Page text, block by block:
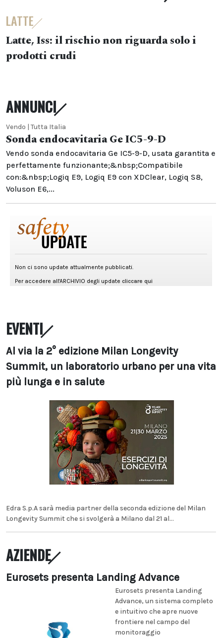
LATTE
Latte, Iss: il rischio non riguarda solo i
prodotti crudi
ANNUNCI
Vendo | Tutta Italia
Sonda endocavitaria Ge IC5-9-D
Vendo sonda endocavitaria Ge IC5-9-D, usata garantita e
perfettamente funzionante;&nbsp;Compatibile
con:&nbsp;Logiq E9, Logiq E9 con XDClear, Logiq S8,
Voluson E6,...
EVENTI
Al via la 2° edizione Milan Longevity
Summit, un laboratorio urbano per una vita
più lunga e in salute
Edra S.p.A sarà media partner della seconda edizione del Milan
Longevity Summit che si svolgerà a Milano dal 21 al...
AZIENDE
Eurosets presenta Landing Advance
Eurosets presenta Landing
Advance, un sistema completo
e intuitivo che apre nuove
frontiere nel campo del
monitoraggio